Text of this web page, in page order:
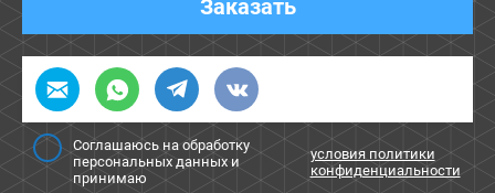
Заказать
Соглашаюсь на обработку
персональных данных и
принимаю
условия политики
конфиденциальности